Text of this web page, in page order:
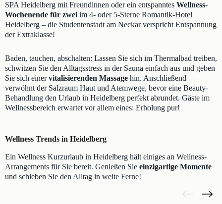
SPA Heidelberg mit Freundinnen oder ein entspanntes Wellness-
Wochenende für zwei im 4- oder 5-Sterne Romantik-Hotel
Heidelberg – die Studentenstadt am Neckar verspricht Entspannung
der Extraklasse!
Baden, tauchen, abschalten: Lassen Sie sich im Thermalbad treiben,
schwitzen Sie den Alltagsstress in der Sauna einfach aus und geben
Sie sich einervitalisierenden Massage hin. Anschließend
verwöhnt der Salzraum Haut und Atemwege, bevor eine Beauty-
Behandlung den Urlaub in Heidelberg perfekt abrundet. Gäste im
Wellnessbereich erwartet vor allem eines: Erholung pur!
Wellness Trends in Heidelberg
Ein Wellness Kurzurlaub in Heidelberg hält einiges an Wellness-
Arrangements für Sie bereit. Genießen Sie einzigartige Momente
und schieben Sie den Alltag in weite Ferne!